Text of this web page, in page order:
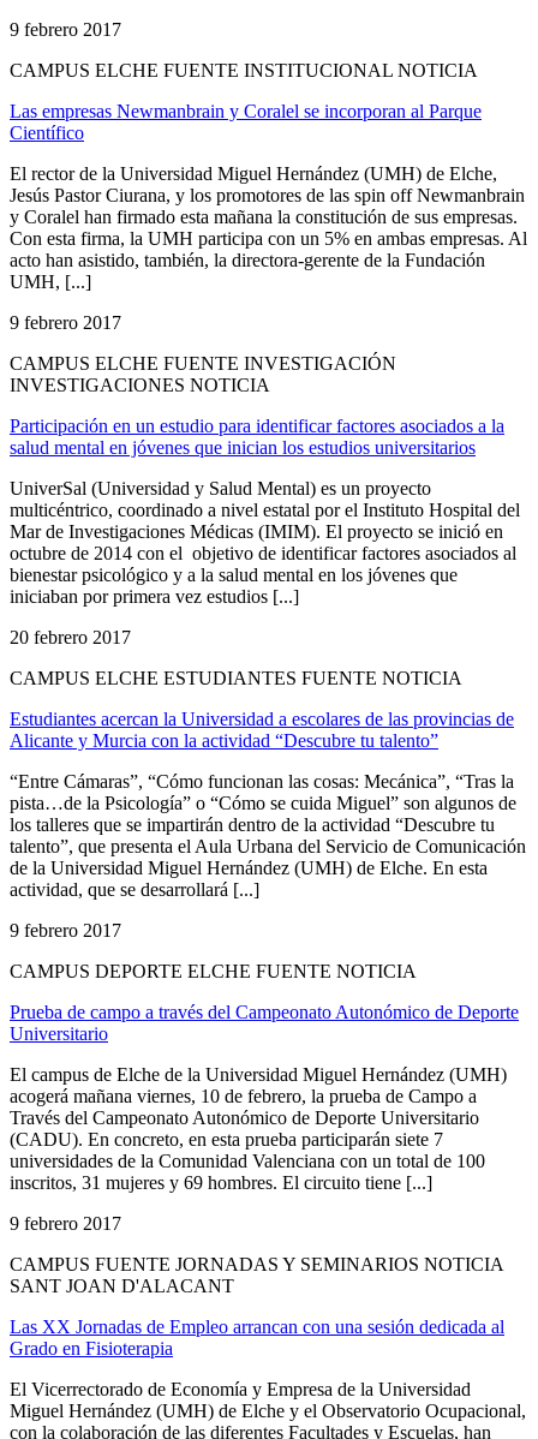
9 febrero 2017
CAMPUS ELCHE FUENTE INSTITUCIONAL NOTICIA
Las empresas Newmanbrain y Coralel se incorporan al Parque
Científico
El rector de la Universidad Miguel Hernández (UMH) de Elche,
Jesús Pastor Ciurana, y los promotores de las spin off Newmanbrain
y Coralel han firmado esta mañana la constitución de sus empresas.
Con esta firma, la UMH participa con un 5% en ambas empresas. Al
acto han asistido, también, la directora-gerente de la Fundación
UMH, [...]
9 febrero 2017
CAMPUS ELCHE FUENTE INVESTIGACIÓN
INVESTIGACIONES NOTICIA
Participación en un estudio para identificar factores asociados a la
salud mental en jóvenes que inician los estudios universitarios
UniverSal (Universidad y Salud Mental) es un proyecto
multicéntrico, coordinado a nivel estatal por el Instituto Hospital del
Mar de Investigaciones Médicas (IMIM). El proyecto se inició en
octubre de 2014 con el objetivo de identificar factores asociados al
bienestar psicológico y a la salud mental en los jóvenes que
iniciaban por primera vez estudios [...]
20 febrero 2017
CAMPUS ELCHE ESTUDIANTES FUENTE NOTICIA
Estudiantes acercan la Universidad a escolares de las provincias de
Alicante y Murcia con la actividad “Descubre tu talento”
“Entre Cámaras”, “Cómo funcionan las cosas: Mecánica”, “Tras la
pista…de la Psicología” o “Cómo se cuida Miguel” son algunos de
los talleres que se impartirán dentro de la actividad “Descubre tu
talento”, que presenta el Aula Urbana del Servicio de Comunicación
de la Universidad Miguel Hernández (UMH) de Elche. En esta
actividad, que se desarrollará [...]
9 febrero 2017
CAMPUS DEPORTE ELCHE FUENTE NOTICIA
Prueba de campo a través del Campeonato Autonómico de Deporte
Universitario
El campus de Elche de la Universidad Miguel Hernández (UMH)
acogerá mañana viernes, 10 de febrero, la prueba de Campo a
Través del Campeonato Autonómico de Deporte Universitario
(CADU). En concreto, en esta prueba participarán siete 7
universidades de la Comunidad Valenciana con un total de 100
inscritos, 31 mujeres y 69 hombres. El circuito tiene [...]
9 febrero 2017
CAMPUS FUENTE JORNADAS Y SEMINARIOS NOTICIA
SANT JOAN D'ALACANT
Las XX Jornadas de Empleo arrancan con una sesión dedicada al
Grado en Fisioterapia
El Vicerrectorado de Economía y Empresa de la Universidad
Miguel Hernández (UMH) de Elche y el Observatorio Ocupacional,
con la colaboración de las diferentes Facultades y Escuelas, han